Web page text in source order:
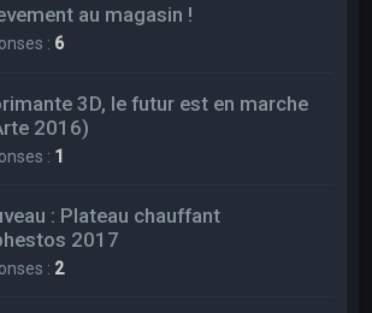
au magasin !
: 6
3D, le futur est en marche
2016)
: 1
: Plateau chauffant
2017
: 2